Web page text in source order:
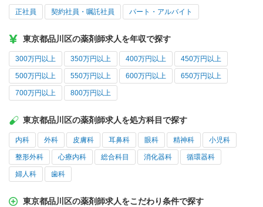
正社員 契約社員・嘱託社員 パート・アルバイト
東京都品川区の薬剤師求人を年収で探す
300万円以上 350万円以上 400万円以上 450万円以上
500万円以上 550万円以上 600万円以上 650万円以上
700万円以上 800万円以上
東京都品川区の薬剤師求人を処方科目で探す
内科 外科 皮膚科 耳鼻科 眼科 精神科 小児科
整形外科 心療内科 総合科目 消化器科 循環器科
婦人科 歯科
東京都品川区の薬剤師求人をこだわり条件で探す